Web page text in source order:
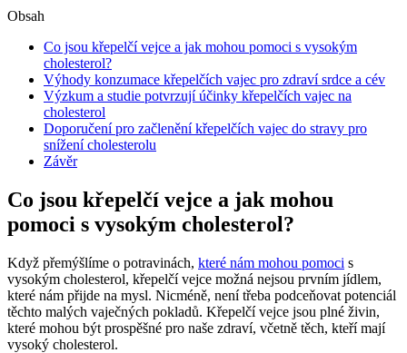
Obsah
Co jsou křepelčí vejce a jak mohou pomoci s vysokým
cholesterol?
Výhody konzumace křepelčích vajec pro zdraví srdce a cév
Výzkum a studie potvrzují účinky křepelčích vajec na
cholesterol
Doporučení pro začlenění křepelčích vajec do stravy pro
snížení cholesterolu
Závěr
Co jsou křepelčí vejce a jak mohou
pomoci s vysokým cholesterol?
Když přemýšlíme o potravinách, které nám mohou pomoci s
vysokým cholesterol, křepelčí vejce možná nejsou prvním jídlem,
které nám přijde na mysl. Nicméně, není třeba podceňovat potenciál
těchto malých vaječných pokladů. Křepelčí vejce jsou plné živin,
které mohou být prospěšné pro naše zdraví, včetně těch, kteří mají
vysoký cholesterol.